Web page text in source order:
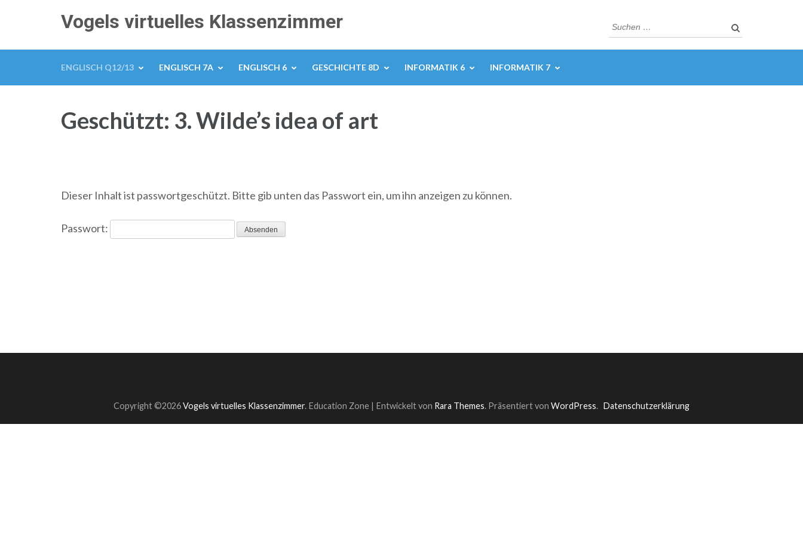
Vogels virtuelles Klassenzimmer
Suchen
nach:
ENGLISCH Q12/13 ENGLISCH 7A ENGLISCH 6 GESCHICHTE 8D INFORMATIK 6 INFORMATIK 7
Geschützt: 3. Wilde’s idea of art
Dieser Inhalt ist passwortgeschützt. Bitte gib unten das Passwort ein, um ihn anzeigen zu können.
Passwort:
Copyright ©2026Vogels virtuelles Klassenzimmer. Education Zone | Entwickelt von Rara Themes. Präsentiert von WordPress. Datenschutzerklärung